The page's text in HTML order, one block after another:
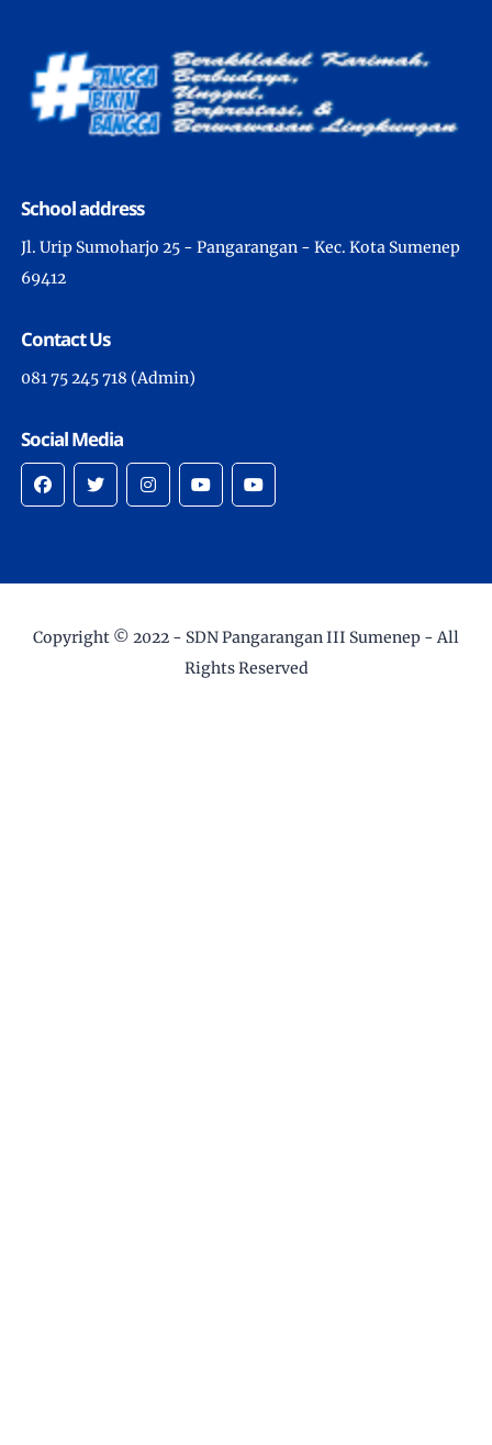
School address
Jl. Urip Sumoharjo 25 - Pangarangan - Kec. Kota Sumenep
69412
Contact Us
081 75 245 718 (Admin)
Social Media
Copyright © 2022 - SDN Pangarangan III Sumenep - All
Rights Reserved